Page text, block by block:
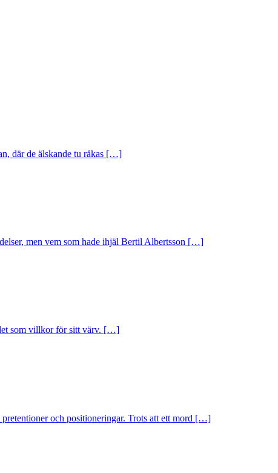
där de älskande tu råkas […]
men vem som hade ihjäl Bertil Albertsson […]
som villkor för sitt värv. […]
och positioneringar. Trots att ett mord […]